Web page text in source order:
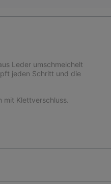
Leder umschmeichelt
jeden Schritt und die
mit Klettverschluss.